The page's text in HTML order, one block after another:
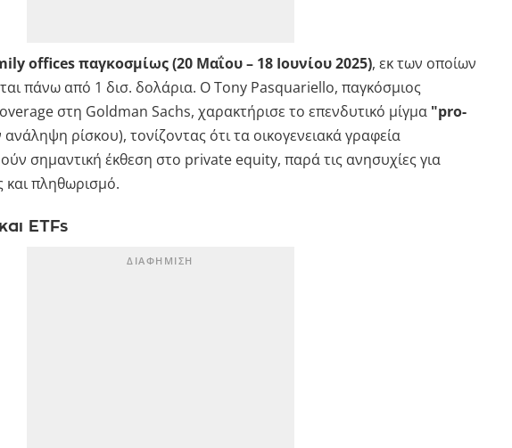
offices παγκοσμίως (20 Μαΐου – 18 Ιουνίου 2025), εκ των οποίων
πάνω από 1 δισ. δολάρια. Ο Tony Pasquariello, παγκόσμιος
στη Goldman Sachs, χαρακτήρισε το επενδυτικό μίγμα "pro-
ρίσκου), τονίζοντας ότι τα οικογενειακά γραφεία
σημαντική έκθεση στο private equity, παρά τις ανησυχίες για
και πληθωρισμό.
ETFs